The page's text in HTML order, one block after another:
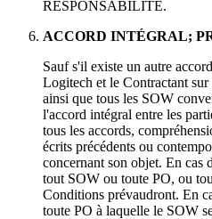
RESPONSABILITÉ.
ACCORD INTÉGRAL;
Sauf s'il existe un autre
Logitech et le Contractant
ainsi que tous les SOW
l'accord intégral entre les
tous les accords,
écrits précédents ou
concernant son objet. En cas
tout SOW ou toute PO, ou
Conditions prévaudront. En
toute PO à laquelle le SOW